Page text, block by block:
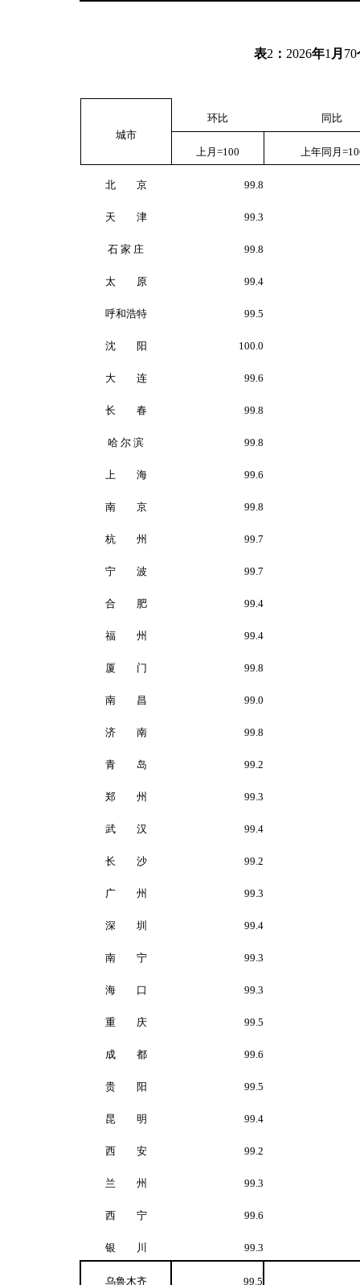
表2 ： 2026年1 月 70
城市
环比 同比
上月 =100 上年同月
北 京 99.8
天 津 99.3
石 家 庄 99.8
太 原 99.4
呼和浩特 99.5
沈 阳 100.0
大 连 99.6
长 春 99.8
哈 尔 滨 99.8
上 海 99.6
南 京 99.8
杭 州 99.7
宁 波 99.7
合 肥 99.4
福 州 99.4
厦 门 99.8
南 昌 99.0
济 南 99.8
青 岛 99.2
郑 州 99.3
武 汉 99.4
长 沙 99.2
广 州 99.3
深 圳 99.4
南 宁 99.3
海 口 99.3
重 庆 99.5
成 都 99.6
贵 阳 99.5
昆 明 99.4
西 安 99.2
兰 州 99.3
西 宁 99.6
银 川 99.3
乌鲁木齐 99.5